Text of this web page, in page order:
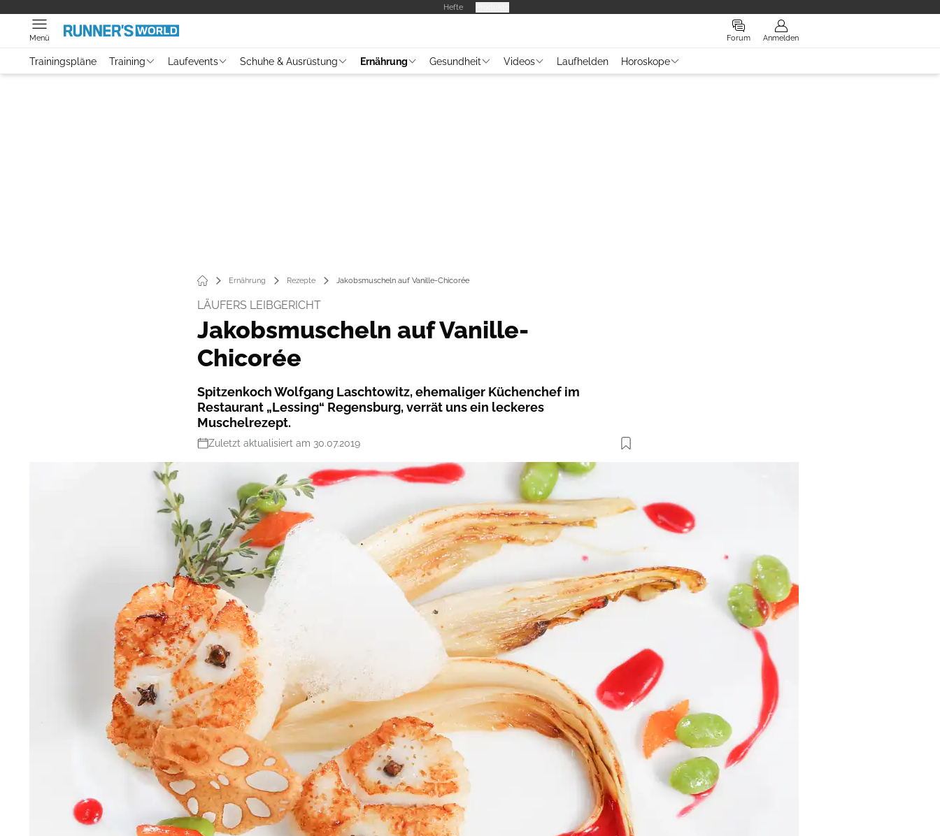
Hefte
Forum Anmelden
Menü
Trainingspläne Training Laufevents Schuhe & Ausrüstung Ernährung Gesundheit Videos Laufhelden Horoskope
Ernährung Rezepte Jakobsmuscheln auf Vanille-Chicorée
LÄUFERS LEIBGERICHT
Jakobsmuscheln auf Vanille-
Chicorée
Spitzenkoch Wolfgang Laschtowitz, ehemaliger Küchenchef im
Restaurant „Lessing“ Regensburg, verrät uns ein leckeres
Muschelrezept.
Zuletzt aktualisiert am 30.07.2019